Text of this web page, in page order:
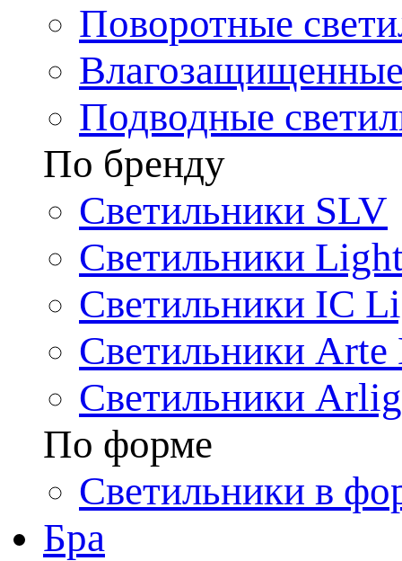
Поворотные
Подводные
По бренду
Светильники SLV
Светильники
Светильники IC
Светильники Arte
Светильники
По форме
Светильники в
Бра